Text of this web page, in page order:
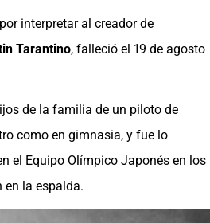
interpretar al creador de
Tarantino, falleció el 19 de agosto
de la familia de un piloto de
como en gimnasia, y fue lo
el Equipo Olímpico Japonés en los
en la espalda.